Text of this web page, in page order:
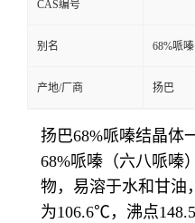
CAS编号
别名 68%哌嗪
产地/厂商 扬巴
扬巴68%哌嗪结晶体
68%哌嗪（六八哌嗪
物，易溶于水和甘油
为106.6℃，沸点